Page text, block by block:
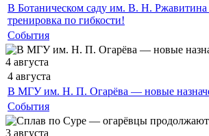
В Ботаническом саду им. В. Н. Ржавитина
тренировка по гибкости!
События
4 августа
4 августа
В МГУ им. Н. П. Огарёва — новые
События
3 августа